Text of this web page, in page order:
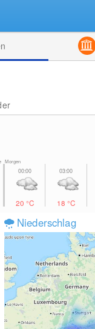
Morgen
20°C 18°C
Niederschlag